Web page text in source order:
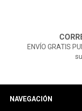
ENVÍO GRATIS
NAVEGACIÓN